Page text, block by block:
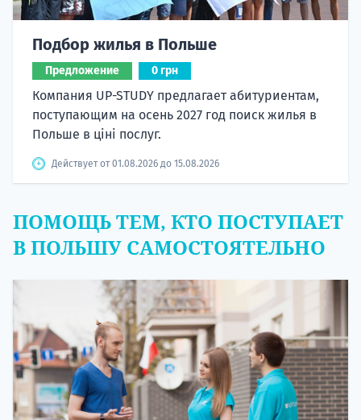
Подбор жилья в Польше
Предложение 0 грн
Компания UP-STUDY предлагает абитуриентам,
поступающим на осень 2027 год поиск жилья в
Польше в ціні послуг.
Действует от 01.08.2026 до 15.08.2026
ПОМОЩЬ ТЕМ, КТО ПОСТУПАЕТ
В ПОЛЬШУ САМОСТОЯТЕЛЬНО